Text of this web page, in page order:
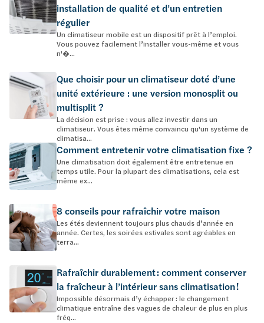
installation de qualité et d’un entretien
régulier
Un climatiseur mobile est un dispositif prêt à l’emploi.
Vous pouvez facilement l’installer vous-même et vous
n'�...
Que choisir pour un climatiseur doté d’une
unité extérieure : une version monosplit ou
multisplit ?
La décision est prise : vous allez investir dans un
climatiseur. Vous êtes même convaincu qu'un système de
climatisa...
Comment entretenir votre climatisation fixe ?
Une climatisation doit également être entretenue en
temps utile. Pour la plupart des climatisations, cela est
même ex...
8 conseils pour rafraîchir votre maison
Les étés deviennent toujours plus chauds d’année en
année. Certes, les soirées estivales sont agréables en
terra...
Rafraîchir durablement : comment conserver
la fraîcheur à l’intérieur sans climatisation !
Impossible désormais d’y échapper : le changement
climatique entraîne des vagues de chaleur de plus en plus
fréq...